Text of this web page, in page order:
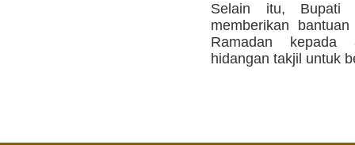
Selain itu, Bupati
memberikan
Ramadan kepada
hidangan takjil untuk